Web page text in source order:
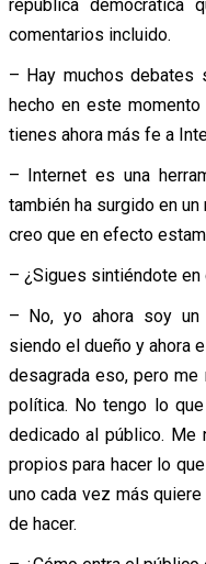
república
comentarios incluido.
– Hay muchos
hecho en este
tienes ahora más fe a
– Internet es una
también ha surgido en
creo que en efecto
– ¿Sigues sintiéndote en
– No, yo ahora soy un
siendo el dueño y ahora
desagrada eso, pero me
política. No tengo lo
dedicado al público. Me
propios para hacer lo
uno cada vez más
de hacer.